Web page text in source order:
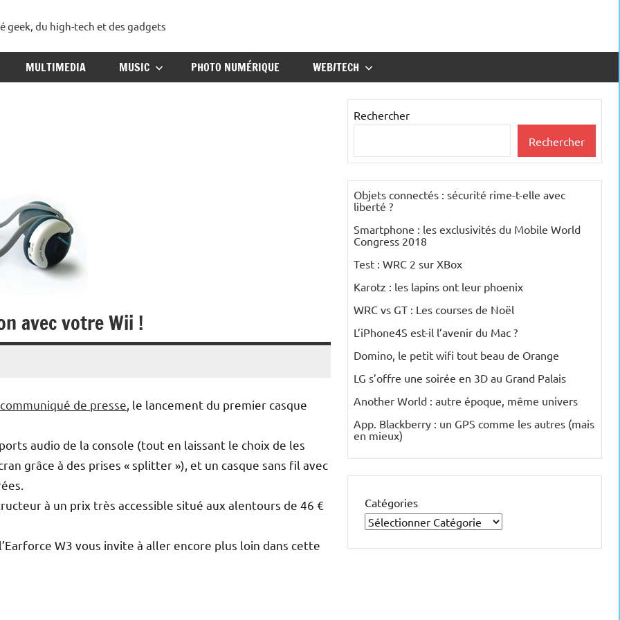
geek, du high-tech et des gadgets
MULTIMEDIA MUSIC PHOTO NUMÉRIQUE WEB/TECH
avec votre Wii !
communiqué de presse , le lancement du premier casque
audio de la console (tout en laissant le choix de les
grâce à des prises « splitter »), et un casque sans fil avec
à un prix très accessible situé aux alentours de 46 €
W3 vous invite à aller encore plus loin dans cette
Rechercher
Rechercher
Objets connectés : sécurité rime-t-elle avec
liberté ?
Smartphone : les exclusivités du Mobile World
Congress 2018
Test : WRC 2 sur XBox
Karotz : les lapins ont leur phoenix
WRC vs GT : Les courses de Noël
L’iPhone4S est-il l’avenir du Mac ?
Domino, le petit wifi tout beau de Orange
LG s’offre une soirée en 3D au Grand Palais
Another World : autre époque, même univers
App. Blackberry : un GPS comme les autres (mais
en mieux)
Catégories